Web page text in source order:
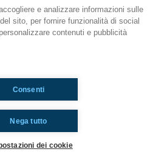
parlato con dei ragazzi
lì.
e analizzare informazioni sulle
sito, per fornire funzionalità di social
contenuti e pubblicità
Nega tutto
Consenti
dei cookie